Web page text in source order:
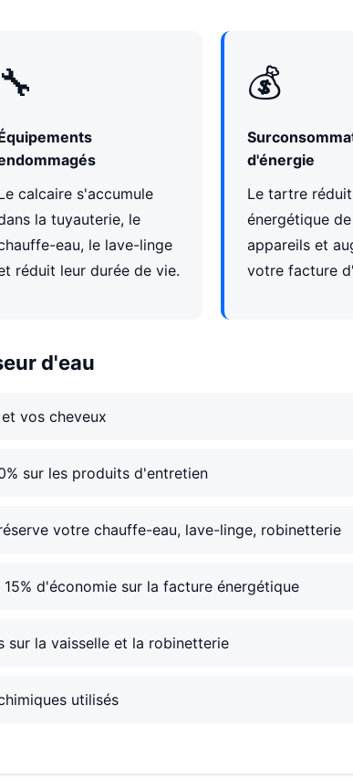
🔧
calcaire s'accumule
la tuyauterie, le
eau, le lave-linge
réduit leur durée de vie.
💰
d'énergie
Le tartre
énergétique
appareils et
votre facture
d'eau
vos cheveux
sur les produits d'entretien
votre chauffe-eau, lave-linge, robinetterie
15% d'économie sur la facture énergétique
sur la vaisselle et la robinetterie
utilisés